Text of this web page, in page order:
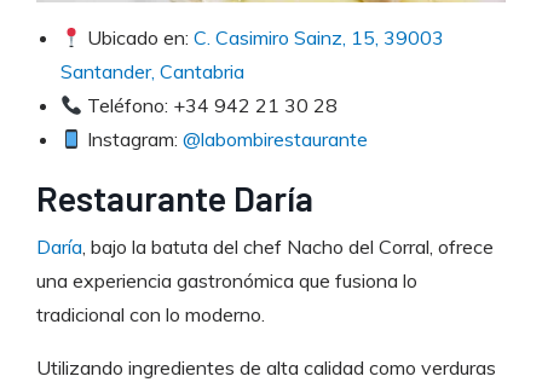
Ubicado en:C. Casimiro Sainz, 15, 39003
Santander, Cantabria
Teléfono: +34 942 21 30 28
Instagram:@labombirestaurante
Restaurante Daría
Daría, bajo la batuta del chef Nacho del Corral, ofrece
una experiencia gastronómica que fusiona lo
tradicional con lo moderno.
Utilizando ingredientes de alta calidad como verduras